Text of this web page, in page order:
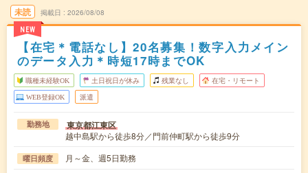
未読
NEW
掲載日 2026/08/08
【在宅＊電話なし】20名募集！数字入力メイン
のデータ入力＊時短17時までOK
職種未経験OK 土日祝日が休み 残業なし 在宅・リモート
WEB登録OK 派遣
勤務地 東京都江東区
越中島駅から徒歩8分／門前仲町駅から徒歩9分
曜日頻度 月～金、週5日勤務